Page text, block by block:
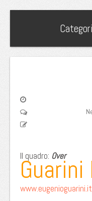
Il quadro: Over
www.eugenioguarini.it